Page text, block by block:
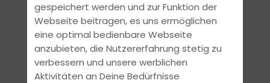
gespeichert werden und zur Funktion der
Webseite beitragen, es uns ermöglichen
eine optimal bedienbare Webseite
anzubieten, die Nutzererfahrung stetig zu
verbessern und unsere werblichen
Aktivitäten an Deine Bedürfnisse